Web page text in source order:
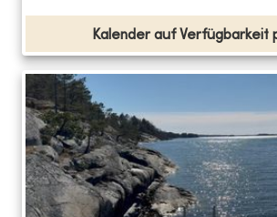
Kalender auf Verfügbarkeit